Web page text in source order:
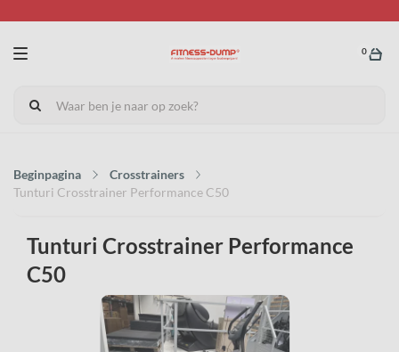
0
Beginpagina
Crosstrainers
Tunturi Crosstrainer Performance C50
Tunturi Crosstrainer Performance
C50